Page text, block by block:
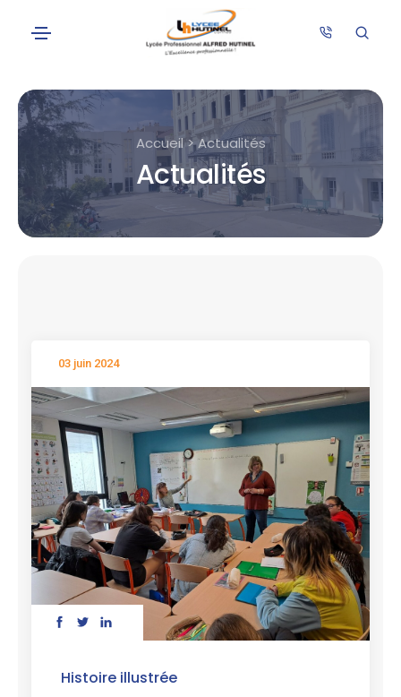
Accueil > Actualités
Actualités
03 juin 2024
Histoire illustrée